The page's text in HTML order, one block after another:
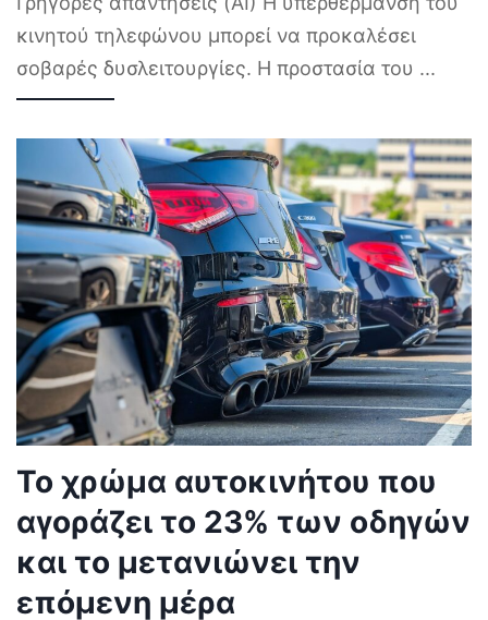
κινητού τηλεφώνου μπορεί να προκαλέσει
σοβαρές δυσλειτουργίες. Η προστασία του ...
Το χρώμα αυτοκινήτου που
αγοράζει το 23% των οδηγών
και το μετανιώνει την
επόμενη μέρα